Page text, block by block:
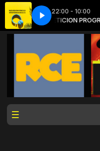
22:00 - 10:00
REPETICION